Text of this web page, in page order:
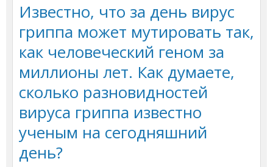
Известно, что за день вирус
гриппа может мутировать так,
как человеческий геном за
миллионы лет. Как думаете,
сколько разновидностей
вируса гриппа известн о
ученым на сегодняшний
день?